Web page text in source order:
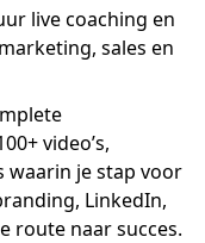
live coaching en
sales en
video’s,
waarin je stap voor
LinkedIn,
route naar succes.